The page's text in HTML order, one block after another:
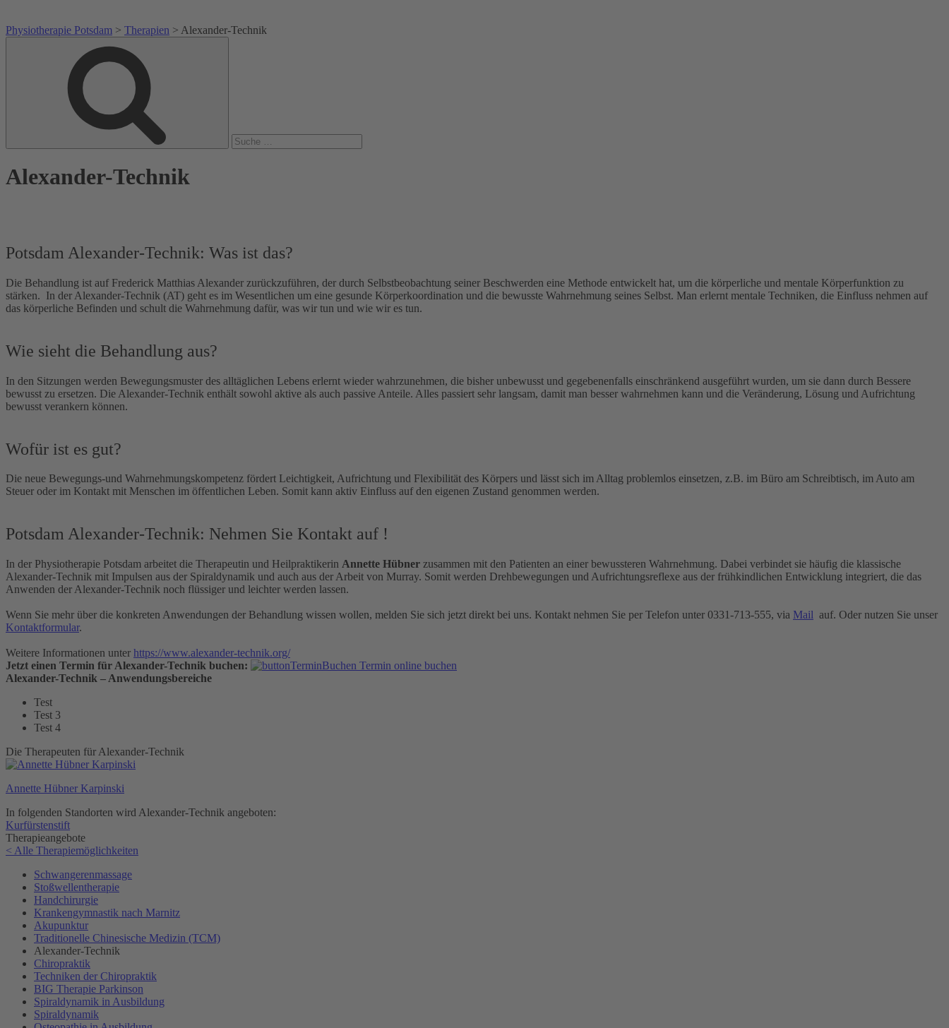
Physiotherapie Potsdam > Therapien > Alexander-Technik
Alexander-Technik
Potsdam Alexander-Technik: Was ist das?
Die Behandlung ist auf Frederick Matthias Alexander zurückzuführen, der durch Selbstbeobachtung seiner Beschwerden eine Methode entwickelt hat, um die körperliche und mentale Körperfunktion zu
stärken. In der Alexander-Technik (AT) geht es im Wesentlichen um eine gesunde Körperkoordination und die bewusste Wahrnehmung seines Selbst. Man erlernt mentale Techniken, die Einfluss nehmen auf
das körperliche Befinden und schult die Wahrnehmung dafür, was wir tun und wie wir es tun.
Wie sieht die Behandlung aus?
In den Sitzungen werden Bewegungsmuster des alltäglichen Lebens erlernt wieder wahrzunehmen, die bisher unbewusst und gegebenenfalls einschränkend ausgeführt wurden, um sie dann durch Bessere
bewusst zu ersetzen. Die Alexander-Technik enthält sowohl aktive als auch passive Anteile. Alles passiert sehr langsam, damit man besser wahrnehmen kann und die Veränderung, Lösung und Aufrichtung
bewusst verankern können.
Wofür ist es gut?
Die neue Bewegungs-und Wahrnehmungskompetenz fördert Leichtigkeit, Aufrichtung und Flexibilität des Körpers und lässt sich im Alltag problemlos einsetzen, z.B. im Büro am Schreibtisch, im Auto am
Steuer oder im Kontakt mit Menschen im öffentlichen Leben. Somit kann aktiv Einfluss auf den eigenen Zustand genommen werden.
Potsdam Alexander-Technik: Nehmen Sie Kontakt auf !
In der Physiotherapie Potsdam arbeitet die Therapeutin und Heilpraktikerin Annette Hübner zusammen mit den Patienten an einer bewussteren Wahrnehmung. Dabei verbindet sie häufig die klassische
Alexander-Technik mit Impulsen aus der Spiraldynamik und auch aus der Arbeit von Murray. Somit werden Drehbewegungen und Aufrichtungsreflexe aus der frühkindlichen Entwicklung integriert, die das
Anwenden der Alexander-Technik noch flüssiger und leichter werden lassen.
Wenn Sie mehr über die konkreten Anwendungen der Behandlung wissen wollen, melden Sie sich jetzt direkt bei uns. Kontakt nehmen Sie per Telefon unter 0331-713-555, via Mail auf. Oder nutzen Sie unser
Kontaktformular.
Weitere Informationen unter https://www.alexander-technik.org/
Jetzt einen Termin für Alexander-Technik buchen:
Termin online buchen
Alexander-Technik – Anwendungsbereiche
Test
Test 3
Test 4
Die Therapeuten für Alexander-Technik
Annette Hübner Karpinski
In folgenden Standorten wird Alexander-Technik angeboten:
Kurfürstenstift
Therapieangebote
< Alle Therapiemöglichkeiten
Schwangerenmassage
Stoßwellentherapie
Handchirurgie
Krankengymnastik nach Marnitz
Akupunktur
Traditionelle Chinesische Medizin (TCM)
Alexander-Technik
Chiropraktik
Techniken der Chiropraktik
BIG Therapie Parkinson
Spiraldynamik in Ausbildung
Spiraldynamik